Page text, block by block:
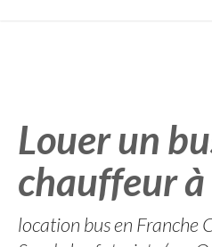
Louer un
chauffeur à
location bus en Franche